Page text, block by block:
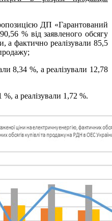
ДП «Гарантований
% від заявленого обсягу
а фактично реалізували 85,5
8,34 %, а реалізували 12,78
а реалізували 1,72 %.